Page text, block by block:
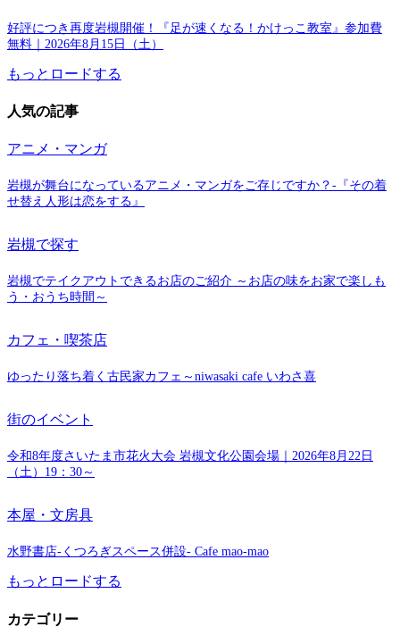
好評につき再度岩槻開催！『足が速くなる！かけっこ教室』参加費
無料｜2026年8月15日（土）
もっとロードする
人気の記事
アニメ・マンガ
岩槻が舞台になっているアニメ・マンガをご存じですか？-『その着
せ替え人形は恋をする』
岩槻で探す
岩槻でテイクアウトできるお店のご紹介 ～お店の味をお家で楽しも
う・おうち時間～
カフェ・喫茶店
ゆったり落ち着く古民家カフェ～niwasaki cafe いわさ喜
街のイベント
令和8年度さいたま市花火大会 岩槻文化公園会場｜2026年8月22日
（土）19：30～
本屋・文房具
水野書店-くつろぎスペース併設- Cafe mao-mao
もっとロードする
カテゴリー